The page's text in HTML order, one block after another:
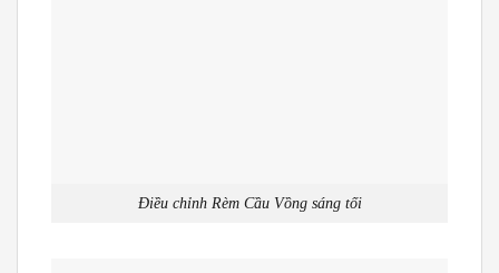
Điều chỉnh Rèm Cầu Vồng sáng tối